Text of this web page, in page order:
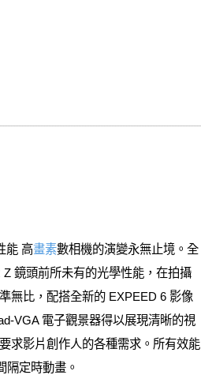
能 高畫素數相機的演變永無止境。全
Z 鏡頭前所未有的光學性能，在拍攝
無比，配搭全新的 EXPEED 6 影像
VGA 電子觀景器得以展現清晰的視
求影片創作人的各種需求。所有效能
隔定時動畫。